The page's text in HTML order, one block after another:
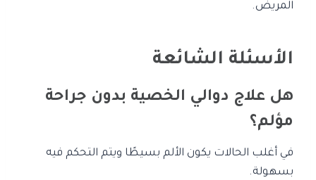
المريض.
الأسئلة الشائعة
هل علاج دوالي الخصية بدون جراحة
مؤلم؟
في أغلب الحالات يكون الألم بسيطًا ويتم التحكم فيه
بسهولة.